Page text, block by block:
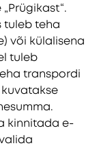
tuleb teha
või külalisena
tuleb
transpordi
kinnitada e-